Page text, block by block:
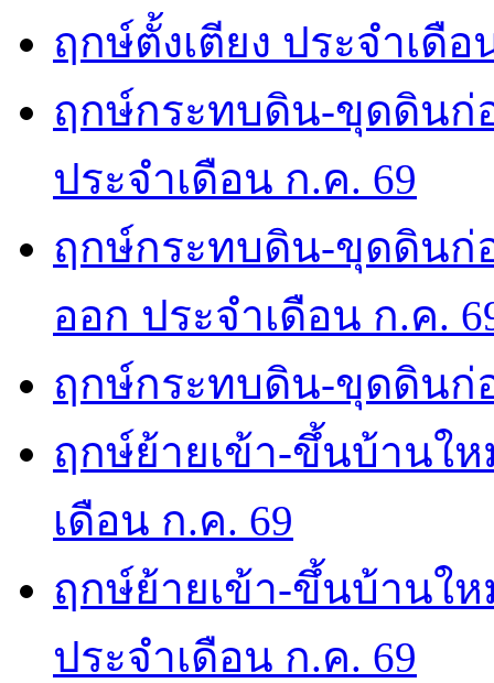
ฤกษ์ตั้งเตียง ประจำเดือ
ฤกษ์กระทบดิน-ขุดดินก่
ประจำเดือน ก.ค. 69
ฤกษ์กระทบดิน-ขุดดินก่
ออก ประจำเดือน ก.ค.
ฤกษ์กระทบดิน-ขุดดินก่
ฤกษ์ย้ายเข้า-ขึ้นบ้านใ
เดือน ก.ค. 69
ฤกษ์ย้ายเข้า-ขึ้นบ้านใ
ประจำเดือน ก.ค. 69